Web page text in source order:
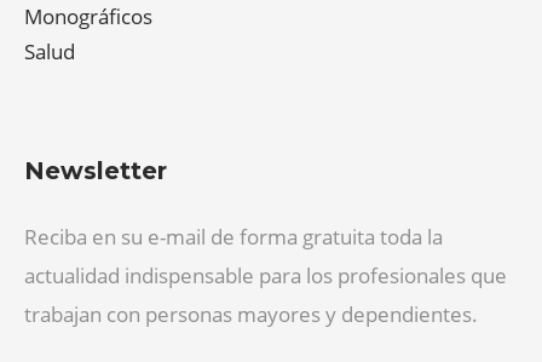
Monográficos
Salud
Newsletter
Reciba en su e-mail de forma gratuita toda la
actualidad indispensable para los profesionales que
trabajan con personas mayores y dependientes.